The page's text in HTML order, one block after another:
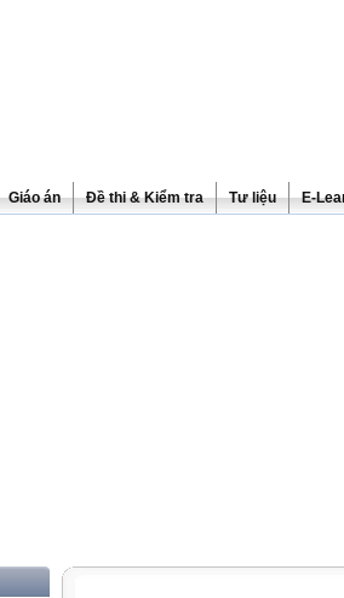
Giáo án Đề thi & Kiểm tra Tư liệu E-